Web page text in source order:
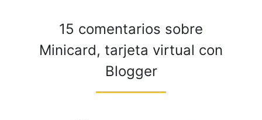
15 comentarios sobre
Minicard, tarjeta virtual con
Blogger